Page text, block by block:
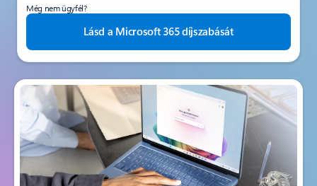
Még nem ügyfél?
Lásd a Microsoft 365 díjszabását